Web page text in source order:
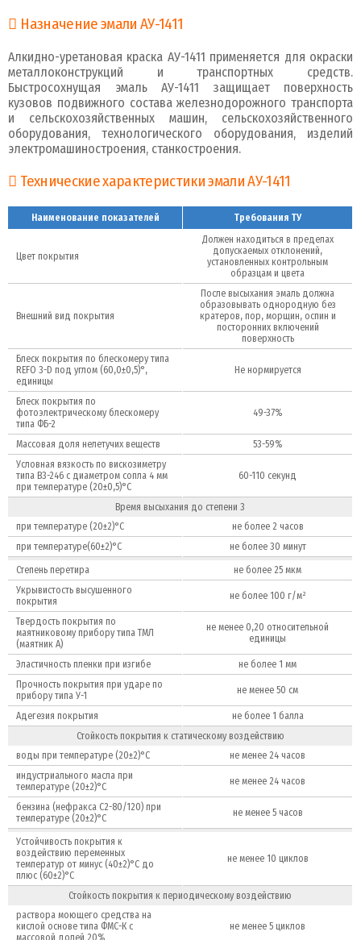
Назначение эмали АУ-1411
Алкидно-уретановая краска АУ-1411 применяется для окраски
металлоконструкций и транспортных средств.
Быстросохнущая эмаль АУ-1411 защищает поверхность
кузовов подвижного состава железнодорожного транспорта
и сельскохозяйственных машин, сельскохозяйственного
оборудования, технологического оборудования, изделий
электромашиностроения, станкостроения.
Технические характеристики эмали АУ-1411
Наименование показателей Требования ТУ
Цвет покрытия
Должен находиться в пределах
допускаемых отклонений,
установленных контрольным
образцам и цвета
Внешний вид покрытия
После высыхания эмаль должна
образовывать однородную без
кратеров, пор, морщин, оспин и
посторонних включений
поверхность
Блеск покрытия по блескомеру типа
REFO 3-D под углом (60,0±0,5)°,
единицы
Не нормируется
Блеск покрытия по
фотоэлектрическому блескомеру
типа ФБ-2
49-37%
Массовая доля нелетучих веществ
53-59%
Условная вязкость по вискозиметру
типа В3-246 с диаметром сопла 4 мм
при температуре (20±0,5)°С
60-110 секунд
Время высыхания до степени 3
при температуре (20±2)°С
не более 2 часов
при температуре(60±2)°С
не более 30 минут
Степень перетира
не более 25 мкм
Укрывистость высушенного
покрытия
не более 100 г/м²
Твердость покрытия по
маятниковому прибору типа ТМЛ
(маятник А)
не менее 0,20 относительной
единицы
Эластичность пленки при изгибе
не более 1 мм
Прочность покрытия при ударе по
прибору типа У-1
не менее 50 см
Адегезия покрытия
не более 1 балла
Стойкость покрытия к статическому воздействию
воды при температуре (20±2)°С
не менее 24 часов
индустриального масла при
температуре (20±2)°С
не менее 24 часов
бензина (нефракса С2-80/120) при
температуре (20±2)°С
не менее 5 часов
Устойчивость покрытия к
воздействию переменных
температур от минус (40±2)°С до
плюс (60±2)°С
не менее 10 циклов
Стойкость покрытия к периодическому воздействию
раствора моющего средства на
кислой основе типа ФМС-К с
массовой долей 20%
не менее 5 циклов